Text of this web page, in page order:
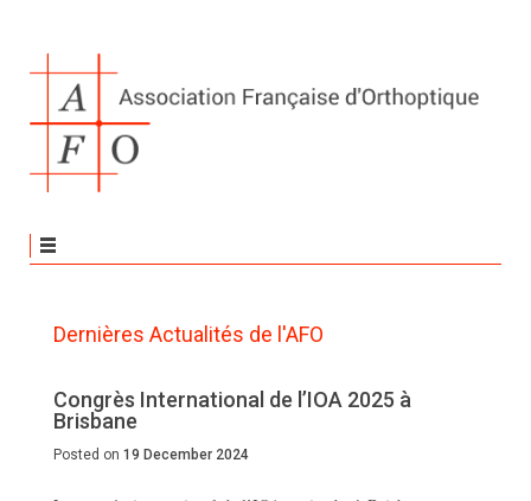
Dernières Actualités de l'AFO
Congrès International de l’IOA 2025 à
Brisbane
Posted on 19 December 2024